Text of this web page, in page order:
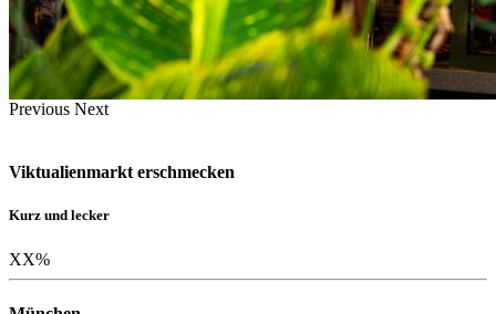
Previous Next
Viktualienmarkt erschmecken
Kurz und lecker
XX%